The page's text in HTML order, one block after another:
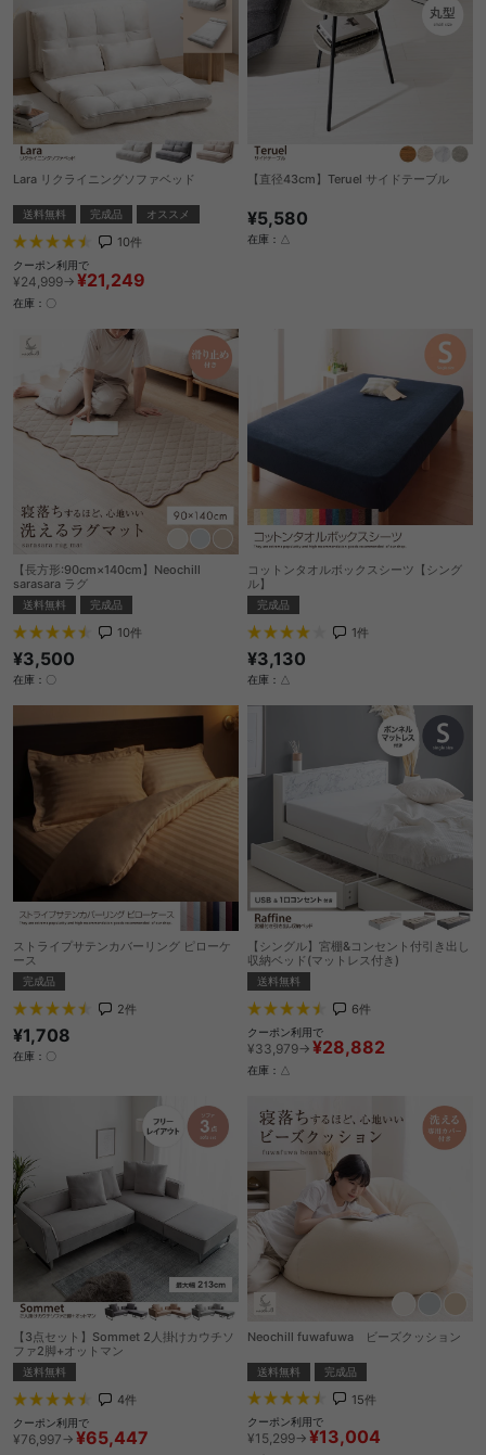
Lara リクライニングソファベッド
送料無料 完成品 オススメ
10件
クーポン利用で
¥24,999→ ¥21,249
在庫：〇
【直径43cm】Teruel サイドテーブル
¥5,580
在庫：△
【長方形:90cm×140cm】Neochill
sarasara ラグ
送料無料 完成品
10件
¥3,500
在庫：〇
コットンタオルボックスシーツ【シング
ル】
完成品
1件
¥3,130
在庫：△
ストライプサテンカバーリング ピローケ
ース
完成品
2件
¥1,708
在庫：〇
【シングル】宮棚&コンセント付引き出し
収納ベッド(マットレス付き)
送料無料
6件
クーポン利用で
¥33,979→ ¥28,882
在庫：△
【3点セット】Sommet 2人掛けカウチソ
ファ2脚+オットマン
送料無料
4件
クーポン利用で
¥76,997→ ¥65,447
Neochill fuwafuwa ビーズクッション
送料無料 完成品
15件
クーポン利用で
¥15,299→ ¥13,004